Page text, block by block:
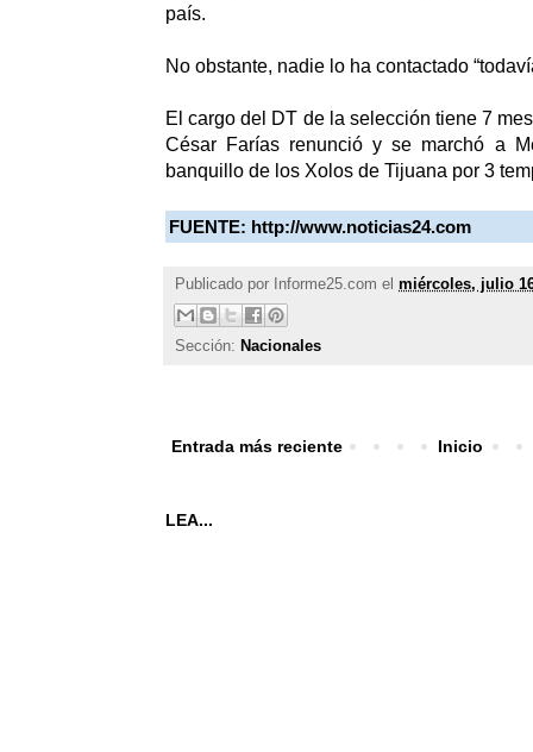
país.
No obstante, nadie lo ha contactado
El cargo del DT de la selección tiene 7
César Farías renunció y se marchó a
banquillo de los Xolos de Tijuana por 3
FUENTE: http://www.noticias24.com
Publicado por Informe25.com el miércoles, julio
Sección: Nacionales
Entrada más reciente Inicio
LEA...